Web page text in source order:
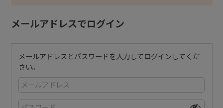
メールアドレスでログイン
メールアドレスとパスワードを入力してログインしてくだ
さい。